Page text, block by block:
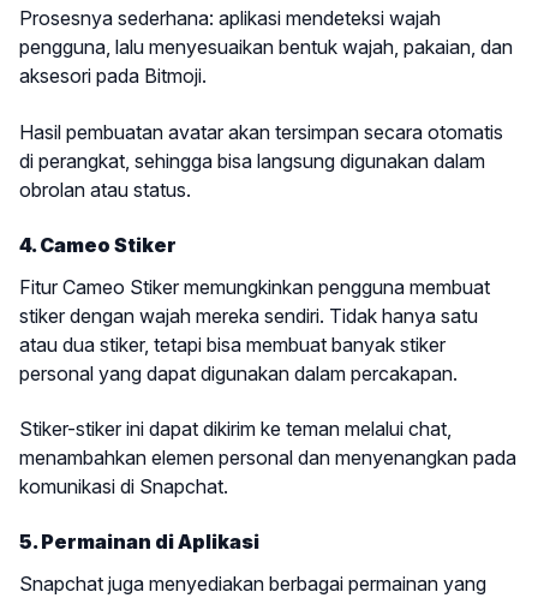
Prosesnya sederhana: aplikasi mendeteksi wajah
pengguna, lalu menyesuaikan bentuk wajah, pakaian, dan
aksesori pada Bitmoji.
Hasil pembuatan avatar akan tersimpan secara otomatis
di perangkat, sehingga bisa langsung digunakan dalam
obrolan atau status.
4. Cameo Stiker
Fitur Cameo Stiker memungkinkan pengguna membuat
stiker dengan wajah mereka sendiri. Tidak hanya satu
atau dua stiker, tetapi bisa membuat banyak stiker
personal yang dapat digunakan dalam percakapan.
Stiker-stiker ini dapat dikirim ke teman melalui chat,
menambahkan elemen personal dan menyenangkan pada
komunikasi di Snapchat.
5. Permainan di Aplikasi
Snapchat juga menyediakan berbagai permainan yang